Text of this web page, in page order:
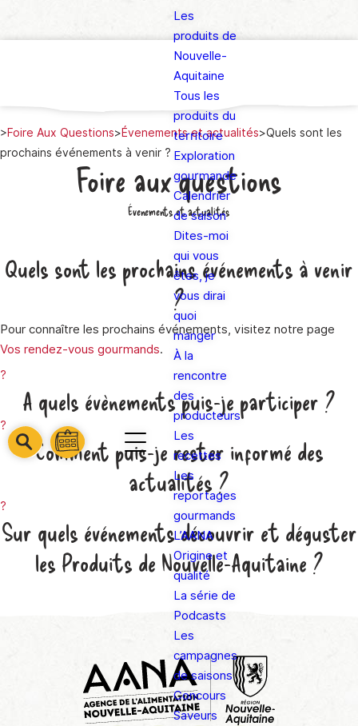
1
barre
barre
3
Les
produits de
Nouvelle-
Aquitaine
Tous les
produits du
territoire
Exploration
gourmande
Calendrier
de saison
Dites-moi
qui vous
êtes, je
vous dirai
quoi
manger
À la
rencontre
des
producteurs
Les
recettes
Les
reportages
gourmands
L’AANA
Origine et
qualité
La série de
Podcasts
Les
campagnes
de saisons
Concours
Saveurs
>Foire Aux Questions>Évenements et actualités>Quels sont les
prochains événements à venir ?
Foire aux questions
Évenements et actualités
Quels sont les prochains événements à venir
?
Pour connaître les prochains événements, visitez notre page
Vos rendez-vous gourmands.
?
A quels évènements puis-je participer ?
?
Comment puis-je rester informé des
actualités ?
?
Sur quels événements découvrir et déguster
les Produits de Nouvelle-Aquitaine ?